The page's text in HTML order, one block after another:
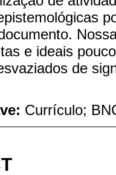
e ideais
de
Currículo;